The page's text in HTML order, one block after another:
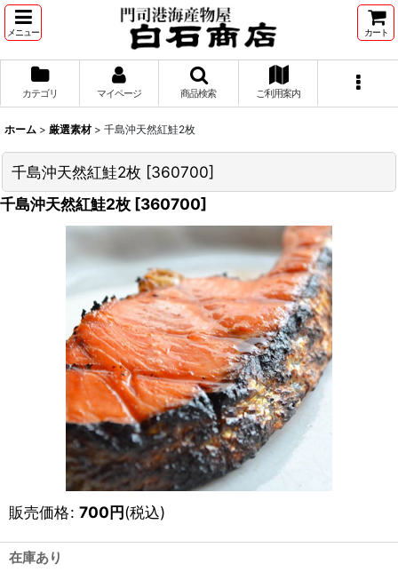
メニュー カート
カテゴリ マイページ 商品検索 ご利用案内
ホーム > 厳選素材 > 千島沖天然紅鮭2枚
千島沖天然紅鮭2枚 [360700]
千島沖天然紅鮭2枚 [360700]
販売価格: 700円(税込)
在庫あり